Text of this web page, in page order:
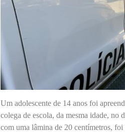
Um adolescente de 14 anos foi
colega de escola, da mesma idade, no
com uma lâmina de 20 centímetros,